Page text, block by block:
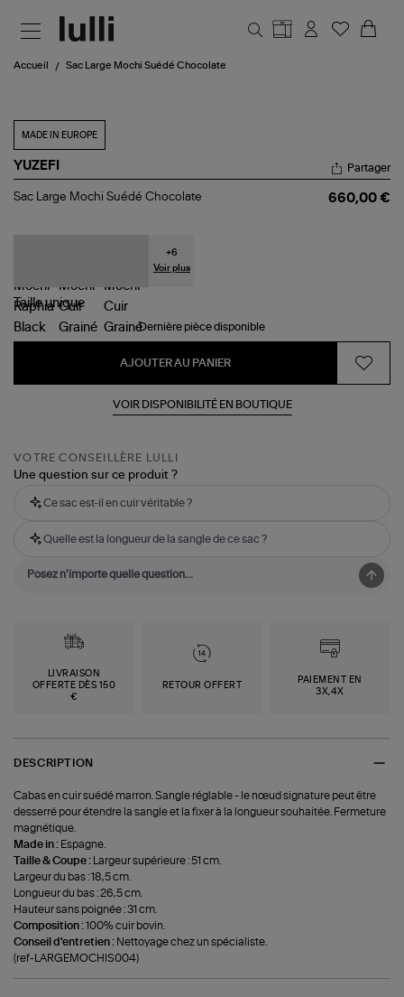
Accueil Sac Large Mochi Suédé Chocolate
MADE IN EUROPE
YUZEFI
Sac
Partager
Sac Large Mochi Suédé Chocolate 660,00 €
+6
Voir plus
Tailleunique
Dernière pièce disponible
AJOUTER AU PANIER
VOIR DISPONIBILITÉ EN BOUTIQUE
VOTRE CONSEILLÈRE LULLI
Une question sur ce produit ?
Ce sac est-il en cuir véritable ?
Quelle est la longueur de la sangle de ce sac ?
LIVRAISON
OFFERTE DÈS 150
€
RETOUR OFFERT
PAIEMENT EN
3X,4X
DESCRIPTION
Cabas en cuir suédé marron. Sangle réglable - le nœud signature peut être
desserré pour étendre la sangle et la fixer à la longueur souhaitée. Fermeture
magnétique.
Made in : Espagne.
Taille & Coupe : Largeur supérieure : 51 cm.
Largeur du bas : 18,5 cm.
Longueur du bas : 26,5 cm.
Hauteur sans poignée : 31 cm.
Composition :100% cuir bovin.
Conseil d'entretien : Nettoyage chez un spécialiste.
(ref-LARGEMOCHIS004)